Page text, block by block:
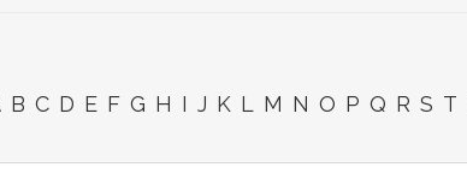
B C D E F G H I J K L M N O P Q R S T